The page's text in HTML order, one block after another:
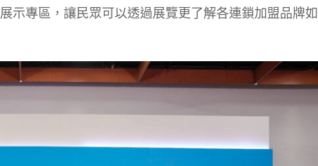
展示專區，讓民眾可以透過展覽更了解各連鎖加盟品牌如